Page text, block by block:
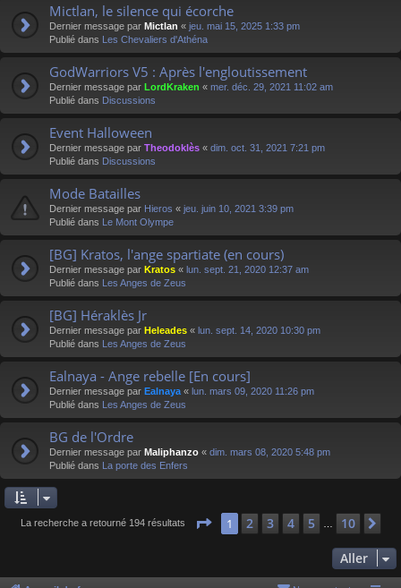
Mictlan, le silence qui écorche
Dernier message par Mictlan « jeu. mai 15, 2025 1:33 pm
Publié dans Les Chevaliers d'Athéna
GodWarriors V5 : Après l'engloutissement
Dernier message par LordKraken « mer. déc. 29, 2021 11:02 am
Publié dans Discussions
Event Halloween
Dernier message par Theodoklès « dim. oct. 31, 2021 7:21 pm
Publié dans Discussions
Mode Batailles
Dernier message par Hieros « jeu. juin 10, 2021 3:39 pm
Publié dans Le Mont Olympe
[BG] Kratos, l'ange spartiate (en cours)
Dernier message par Kratos « lun. sept. 21, 2020 12:37 am
Publié dans Les Anges de Zeus
[BG] Héraklès Jr
Dernier message par Heleades « lun. sept. 14, 2020 10:30 pm
Publié dans Les Anges de Zeus
Ealnaya - Ange rebelle [En cours]
Dernier message par Ealnaya « lun. mars 09, 2020 11:26 pm
Publié dans Les Anges de Zeus
BG de l'Ordre
Dernier message par Maliphanzo « dim. mars 08, 2020 5:48 pm
Publié dans La porte des Enfers
La recherche a retourné 194 résultats Page 1sur 10
1 2 3 4 5 10
Aller